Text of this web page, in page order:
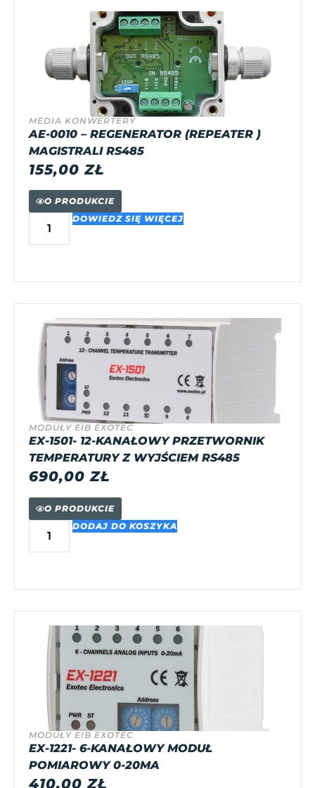
MEDIA KONWERTERY
AE-0010 – REGENERATOR (REPEATER )
MAGISTRALI RS485
155,00ZŁ
O PRODUKCIE
DOWIEDZ SIĘ WIĘCEJ
MODUŁY EIB EXOTEC
EX-1501- 12-KANAŁOWY PRZETWORNIK
TEMPERATURY Z WYJŚCIEM RS485
690,00ZŁ
O PRODUKCIE
DODAJ DO KOSZYKA
MODUŁY EIB EXOTEC
EX-1221- 6-KANAŁOWY MODUŁ
POMIAROWY 0-20MA
410,00ZŁ